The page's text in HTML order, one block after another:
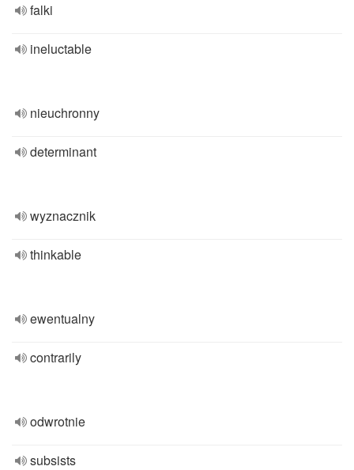
falki
ineluctable
nieuchronny
determinant
wyznacznik
thinkable
ewentualny
contrarily
odwrotnie
subsists